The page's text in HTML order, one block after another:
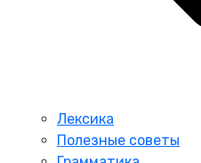
Лексика
Полезные советы